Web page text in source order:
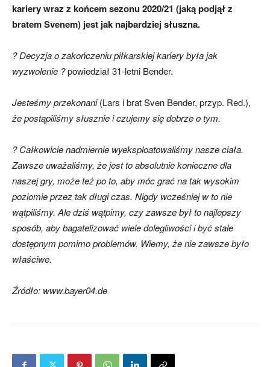
kariery wraz z końcem sezonu 2020/21 (jaką podjął z
bratem Svenem) jest jak najbardziej słuszna.
? Decyzja o zakończeniu piłkarskiej kariery była jak
wyzwolenie ?powiedział 31-letni Bender.
Jesteśmy przekonani(Lars i brat Sven Bender, przyp. Red.),
że postąpiliśmy słusznie i czujemy się dobrze o tym.
? Całkowicie nadmiernie wyeksploatowaliśmy nasze ciała.
Zawsze uważaliśmy, że jest to absolutnie konieczne dla
naszej gry, może też po to, aby móc grać na tak wysokim
poziomie przez tak długi czas. Nigdy wcześniej w to nie
wątpiliśmy. Ale dziś wątpimy, czy zawsze był to najlepszy
sposób, aby bagatelizować wiele dolegliwości i być stale
dostępnym pomimo problemów. Wiemy, że nie zawsze było
właściwe.
Źródło: www.bayer04.de